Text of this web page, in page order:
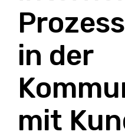
in der
mit